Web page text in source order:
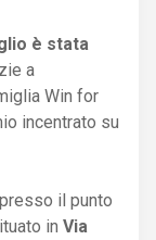
è stata
a
Win for
incentrato su
presso il punto
in Via